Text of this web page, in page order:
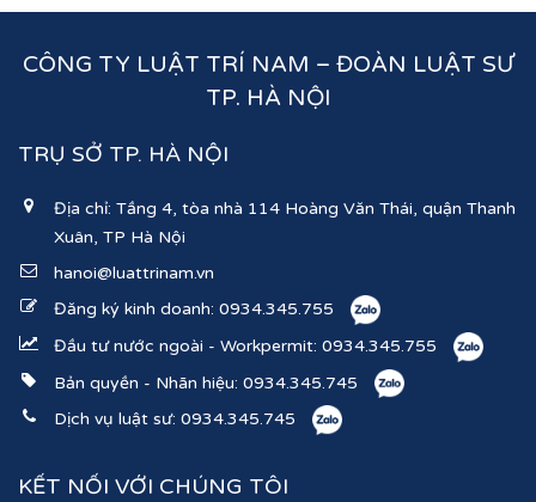
CÔNG TY LUẬT TRÍ NAM – ĐOÀN LUẬT SƯ
TP. HÀ NỘI
TRỤ SỞ TP. HÀ NỘI
Địa chỉ: Tầng 4, tòa nhà 114 Hoàng Văn Thái, quận Thanh
Xuân, TP Hà Nội
hanoi@luattrinam.vn
Đăng ký kinh doanh: 0934.345.755
Đầu tư nước ngoài - Workpermit: 0934.345.755
Bản quyền - Nhãn hiệu: 0934.345.745
Dịch vụ luật sư: 0934.345.745
KẾT NỐI VỚI CHÚNG TÔI